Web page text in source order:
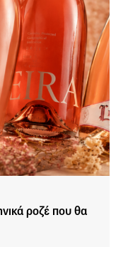
ροζέ που θα